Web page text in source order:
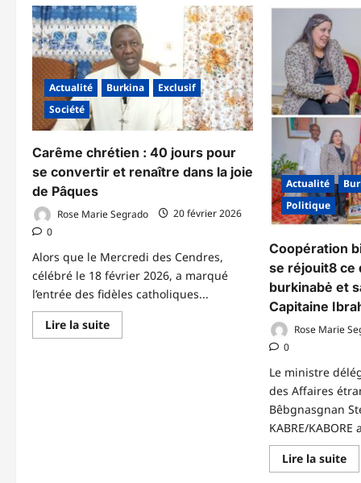
sur
Lutte
contre
la
désinformation
à
l’ère
du
numérique
au
Burkina
Faso
:
Le
CSC
invite
de
médias
meilleur
gestion
des
commentaires
?
Actualité Burkina
Exclusif
Société
Carême chrétien : 40 jours pour
se convertir et renaître dans la joie
de Pâques
Rose Marie Segrado
20 février 2026
0
Alors que le Mercredi des Cendres,
célébré le 18 février 2026, a marqué
l’entrée des fidèles catholiques...
Lire la suiteEn
savoir
Actualité
Politique
Coopération
se réjouit8 ce
burkinabė et
Capitaine
Rose Marie
0
Le ministre
des Affaires
Bêbgnasgnan
KABRE/KABORE
Lire la suiteEn